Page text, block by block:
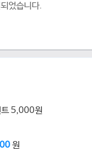
었습니다.
트 5,000원
원